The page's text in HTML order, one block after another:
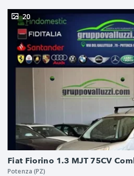
Fiat Fiorino 1.3 MJT 75CV
20
Potenza (PZ)